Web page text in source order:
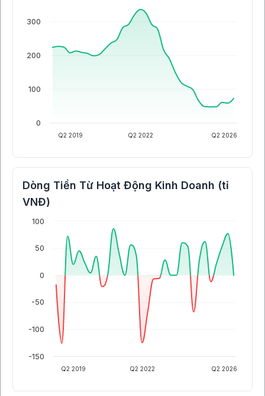
Q2 2019 Q2 2022 Q2 2026
0
100
200
300
Dòng Tiền Từ Hoạt Động Kinh Doanh (tỉ
VNĐ)
Q2 2019 Q2 2022 Q2 2026
-150
-100
-50
0
50
100